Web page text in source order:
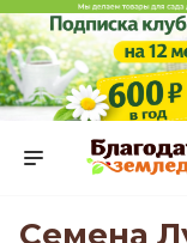
Семена